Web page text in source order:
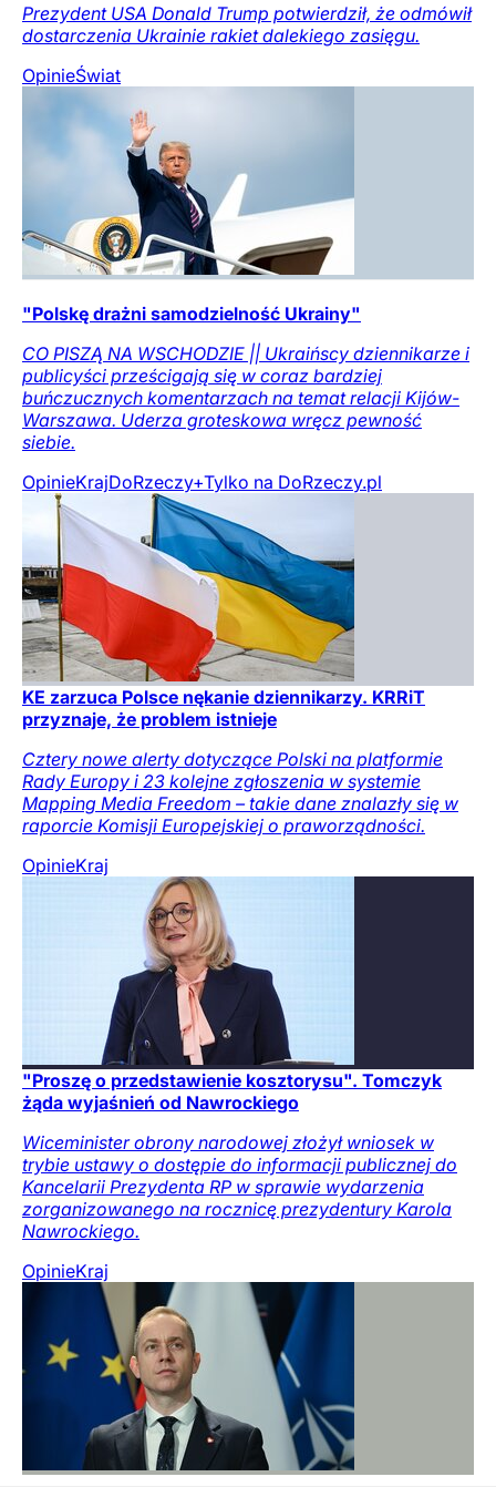
Prezydent USA Donald Trump potwierdził, że odmówił
dostarczenia Ukrainie rakiet dalekiego zasięgu.
OpinieŚwiat
"Polskę drażni samodzielność Ukrainy"
CO PISZĄ NA WSCHODZIE || Ukraińscy dziennikarze i
publicyści prześcigają się w coraz bardziej
buńczucznych komentarzach na temat relacji Kijów-
Warszawa. Uderza groteskowa wręcz pewność
siebie.
OpinieKrajDoRzeczy+Tylko na DoRzeczy.pl
KE zarzuca Polsce nękanie dziennikarzy. KRRiT
przyznaje, że problem istnieje
Cztery nowe alerty dotyczące Polski na platformie
Rady Europy i 23 kolejne zgłoszenia w systemie
Mapping Media Freedom – takie dane znalazły się w
raporcie Komisji Europejskiej o praworządności.
OpinieKraj
"Proszę o przedstawienie kosztorysu". Tomczyk
żąda wyjaśnień od Nawrockiego
Wiceminister obrony narodowej złożył wniosek w
trybie ustawy o dostępie do informacji publicznej do
Kancelarii Prezydenta RP w sprawie wydarzenia
zorganizowanego na rocznicę prezydentury Karola
Nawrockiego.
OpinieKraj